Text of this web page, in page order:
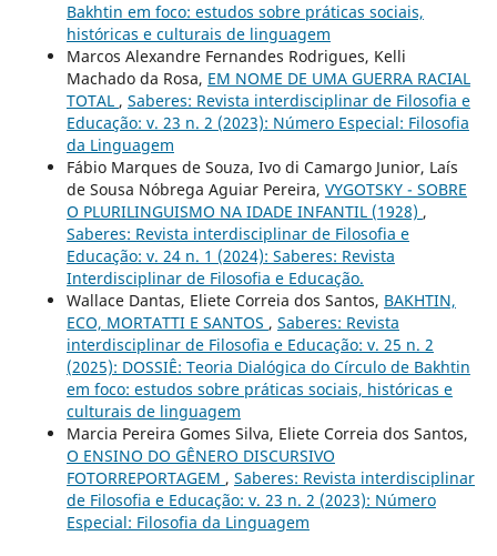
Bakhtin em foco: estudos sobre práticas sociais,
históricas e culturais de linguagem
Marcos Alexandre Fernandes Rodrigues, Kelli
Machado da Rosa, EM NOME DE UMA GUERRA RACIAL
TOTAL , Saberes: Revista interdisciplinar de Filosofia e
Educação: v. 23 n. 2 (2023): Número Especial: Filosofia
da Linguagem
Fábio Marques de Souza, Ivo di Camargo Junior, Laís
de Sousa Nóbrega Aguiar Pereira, VYGOTSKY - SOBRE
O PLURILINGUISMO NA IDADE INFANTIL (1928) ,
Saberes: Revista interdisciplinar de Filosofia e
Educação: v. 24 n. 1 (2024): Saberes: Revista
Interdisciplinar de Filosofia e Educação.
Wallace Dantas, Eliete Correia dos Santos, BAKHTIN,
ECO, MORTATTI E SANTOS , Saberes: Revista
interdisciplinar de Filosofia e Educação: v. 25 n. 2
(2025): DOSSIÊ: Teoria Dialógica do Círculo de Bakhtin
em foco: estudos sobre práticas sociais, históricas e
culturais de linguagem
Marcia Pereira Gomes Silva, Eliete Correia dos Santos,
O ENSINO DO GÊNERO DISCURSIVO
FOTORREPORTAGEM , Saberes: Revista interdisciplinar
de Filosofia e Educação: v. 23 n. 2 (2023): Número
Especial: Filosofia da Linguagem